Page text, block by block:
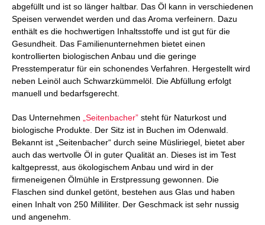
abgefüllt und ist so länger haltbar. Das Öl kann in verschiedenen
Speisen verwendet werden und das Aroma verfeinern. Dazu
enthält es die hochwertigen Inhaltsstoffe und ist gut für die
Gesundheit. Das Familienunternehmen bietet einen
kontrollierten biologischen Anbau und die geringe
Presstemperatur für ein schonendes Verfahren. Hergestellt wird
neben Leinöl auch Schwarzkümmelöl. Die Abfüllung erfolgt
manuell und bedarfsgerecht.
Das Unternehmen „Seitenbacher” steht für Naturkost und
biologische Produkte. Der Sitz ist in Buchen im Odenwald.
Bekannt ist „Seitenbacher“ durch seine Müsliriegel, bietet aber
auch das wertvolle Öl in guter Qualität an. Dieses ist im Test
kaltgepresst, aus ökologischem Anbau und wird in der
firmeneigenen Ölmühle in Erstpressung gewonnen. Die
Flaschen sind dunkel getönt, bestehen aus Glas und haben
einen Inhalt von 250 Milliliter. Der Geschmack ist sehr nussig
und angenehm.